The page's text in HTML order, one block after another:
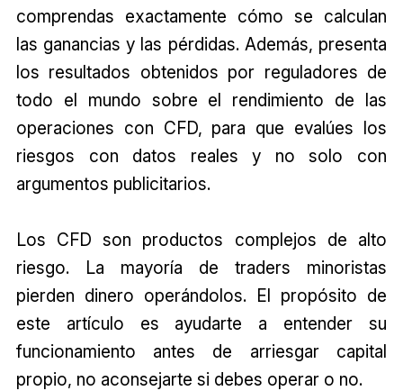
comprendas exactamente cómo se calculan
las ganancias y las pérdidas. Además, presenta
los resultados obtenidos por reguladores de
todo el mundo sobre el rendimiento de las
operaciones con CFD, para que evalúes los
riesgos con datos reales y no solo con
argumentos publicitarios.
Los CFD son productos complejos de alto
riesgo. La mayoría de traders minoristas
pierden dinero operándolos. El propósito de
este artículo es ayudarte a entender su
funcionamiento antes de arriesgar capital
propio, no aconsejarte si debes operar o no.